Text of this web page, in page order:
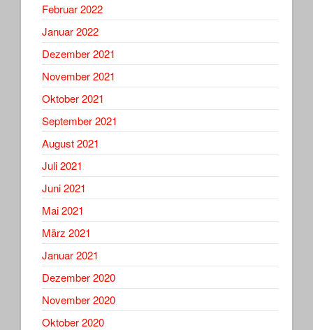
Februar 2022
Januar 2022
Dezember 2021
November 2021
Oktober 2021
September 2021
August 2021
Juli 2021
Juni 2021
Mai 2021
März 2021
Januar 2021
Dezember 2020
November 2020
Oktober 2020